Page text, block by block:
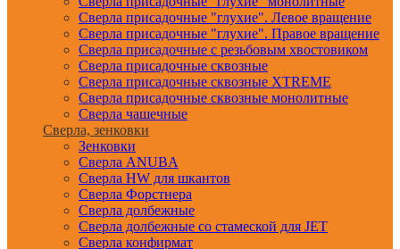
Сверла присадочные "глухие". Левое вращение
Сверла присадочные "глухие". Правое вращение
Сверла присадочные с резьбовым хвостовиком
Сверла присадочные сквозные
Сверла присадочные сквозные XTREME
Сверла присадочные сквозные монолитные
Сверла чашечные
Сверла, зенковки
Зенковки
Сверла ANUBA
Сверла HW для шкантов
Сверла Форстнера
Сверла долбежные
Сверла долбежные со стамеской для JET
Сверла конфирмат